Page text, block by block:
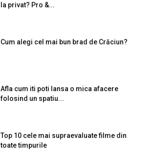
la privat? Pro &...
Cum alegi cel mai bun brad de Crăciun?
Afla cum iti poti lansa o mica afacere
folosind un spatiu...
Top 10 cele mai supraevaluate filme din
toate timpurile